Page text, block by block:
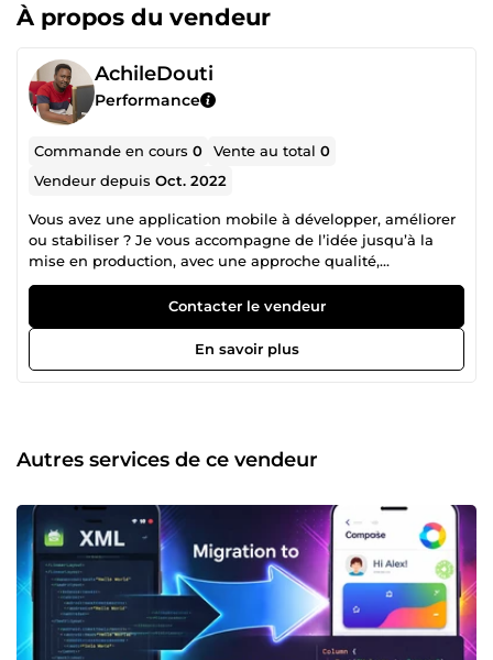
À propos du vendeur
AchileDouti
Performance
Commande en cours0 Vente au total0
Vendeur depuisOct. 2022
Vous avez une application mobile à développer, améliorer
ou stabiliser ? Je vous accompagne de l’idée jusqu’à la
mise en production, avec une approche qualité,
performance et fiabilité. Qui suis-je ? Développeur mobile
senior spécialisé en Android natif (Kotlin) et Flutter, avec
une solide expérience sur des projets professionnels à
forte contrainte métier. Habitué aux environnements
exigeants, je livre du code propre, maintenable et scalable.
bugs critiques et optimisation des performances Respect
des bonnes pratiques (Clean Architecture, MVVM, tests)
production maîtrisée (Play Store / App Store, Fastlane)
Objectif : une application stable, fluide et prête à évoluer
Contacter le vendeur
En savoir plus
Autres services de ce vendeur